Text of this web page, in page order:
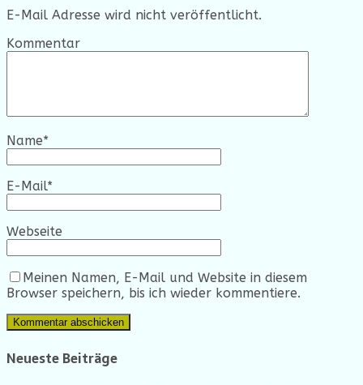
E-Mail Adresse wird nicht veröffentlicht.
Kommentar
Name*
E-Mail*
Webseite
Meinen Namen, E-Mail und Website in diesem
Browser speichern, bis ich wieder kommentiere.
Neueste Beiträge